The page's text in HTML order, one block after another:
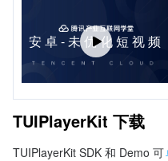
TUIPlayerKit 下载
TUIPlayerKit SDK 和 Demo 可